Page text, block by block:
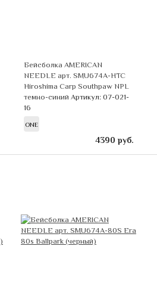
Бейсболка AMERICAN
NEEDLE арт. SMU674A-HTC
Hiroshima Carp Southpaw NPL
темно-синий Артикул: 07-021-
16
ONE
4390 руб.